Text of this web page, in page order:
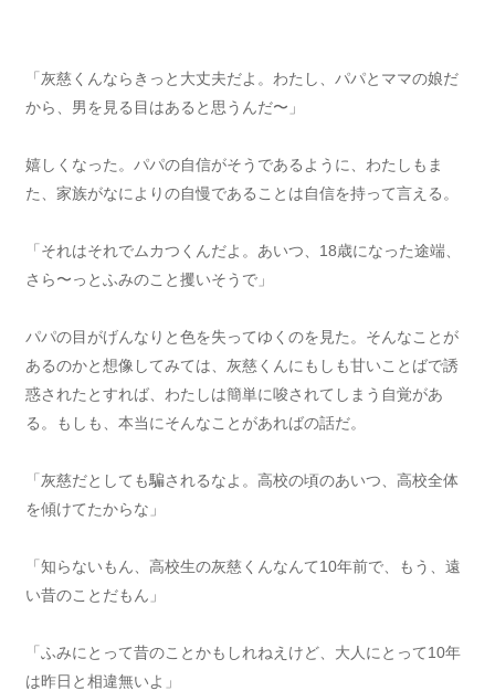
「灰慈くんならきっと大丈夫だよ。わたし、パパとママの娘だ
から、男を見る目はあると思うんだ〜」
嬉しくなった。パパの自信がそうであるように、わたしもま
た、家族がなによりの自慢であることは自信を持って言える。
「それはそれでムカつくんだよ。あいつ、18歳になった途端、
さら〜っとふみのこと攫いそうで」
パパの目がげんなりと色を失ってゆくのを見た。そんなことが
あるのかと想像してみては、灰慈くんにもしも甘いことばで誘
惑されたとすれば、わたしは簡単に唆されてしまう自覚があ
る。もしも、本当にそんなことがあればの話だ。
「灰慈だとしても騙されるなよ。高校の頃のあいつ、高校全体
を傾けてたからな」
「知らないもん、高校生の灰慈くんなんて10年前で、もう、遠
い昔のことだもん」
「ふみにとって昔のことかもしれねえけど、大人にとって10年
は昨日と相違無いよ」